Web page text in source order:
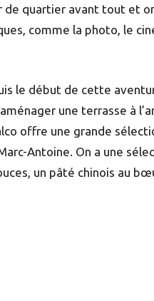
de quartier avant tout et
comme la photo, le
le début de cette
une terrasse à
offre une grande
Antoine. On a une
un pâté chinois au